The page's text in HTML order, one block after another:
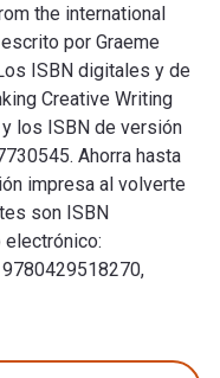
the international
por Graeme
ISBN digitales y de
Creative Writing
los ISBN de versión
Ahorra hasta
impresa al volverte
son ISBN